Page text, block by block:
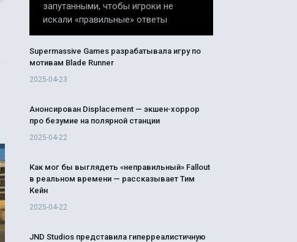
запутанными, чтобы игроки не
искали «правильные» ответы
Supermassive Games разрабатывала игру по
мотивам Blade Runner
2025-04-23
Анонсирован Displacement — экшен-хоррор
про безумие на полярной станции
2025-04-22
Как мог бы выглядеть «неправильный» Fallout
в реальном времени — рассказывает Тим
Кейн
2025-04-22
JND Studios представила гиперреалистичную